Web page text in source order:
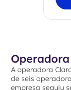
A operadora
de seis
empresa seguiu